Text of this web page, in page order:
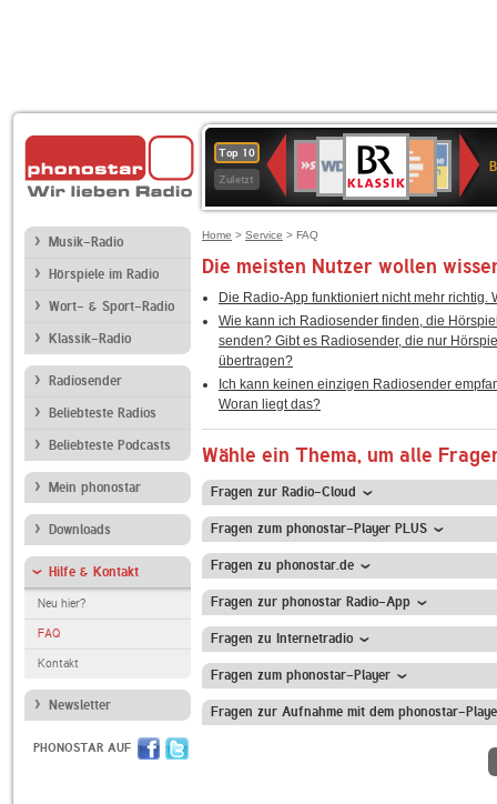
Top 10
Zuletzt
Deutschlandfunk
80er
90er
OLDIE
ANTENNE
4
BR-
KLASSIK
Deutschlandfunk
Kultur
ANTENNE
BAYERN
SWR
Kultur
NDR
2
Musik-Radio
Hörspiele im Radio
Wort- & Sport-Radio
Klassik-Radio
Radiosender
Beliebteste Radios
Beliebteste Podcasts
Mein phonostar
Downloads
Hilfe & Kontakt
Neu hier?
FAQ
Kontakt
Newsletter
PHONOSTAR AUF
Home > Service > FAQ
Die meisten Nutzer wollen
Die Radio-App funktioniert nicht mehr richtig.
Wie kann ich Radiosender finden, die
senden? Gibt es Radiosender, die nur
übertragen?
Ich kann keinen einzigen Radiosender
Woran liegt das?
Wähle ein Thema, um alle
Fragen zur Radio-Cloud
Fragen zum phonostar-Player PLUS
Fragen zu phonostar.de
Fragen zur phonostar Radio-App
Fragen zu Internetradio
Fragen zum phonostar-Player
Fragen zur Aufnahme mit dem phonostar-